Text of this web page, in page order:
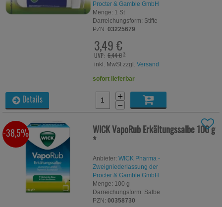
Procter & Gamble GmbH
Menge: 1 St
Darreichungsform: Stifte
PZN: 03225679
3,49 €
UVP: 6,44 €³
inkl. MwSt zzgl.Versand
sofort lieferbar
+
−
Details
WICK VapoRub Erkältungssalbe100 g
*
Anbieter: WICK Pharma -
Zweigniederlassung der
Procter & Gamble GmbH
Menge: 100 g
Darreichungsform: Salbe
PZN: 00358730
-38,5%